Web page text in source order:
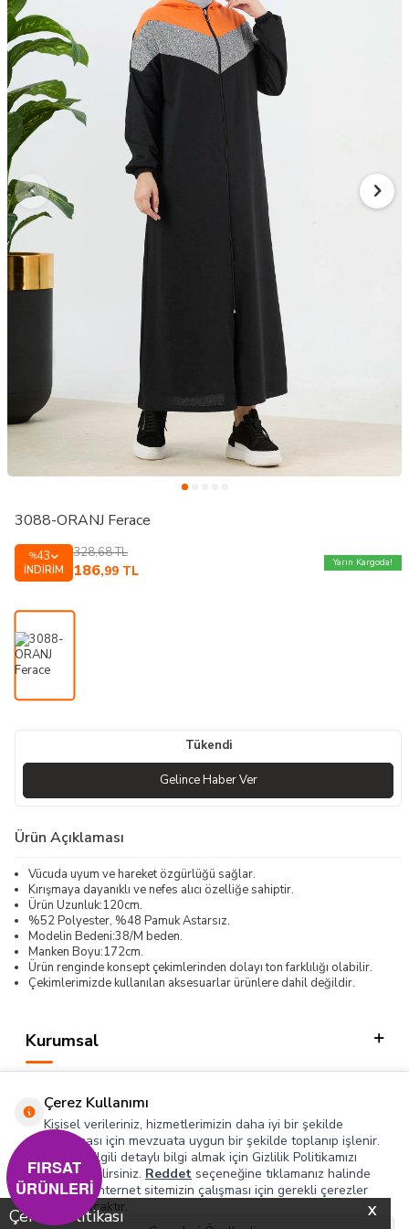
X
Çerez Politikası
3088-ORANJ Ferace
%43
İNDIRIM
328,68TL
186,99 TL
Yarın Kargoda!
Tükendi
Gelince Haber Ver
Ürün Açıklaması
Vücuda uyum ve hareket özgürlüğü sağlar.
Kırışmaya dayanıklı ve nefes alıcı özelliğe sahiptir.
Ürün Uzunluk:120cm.
%52 Polyester, %48 Pamuk Astarsız.
Modelin Bedeni:38/M beden.
Manken Boyu:172cm.
Ürün renginde konsept çekimlerinden dolayı ton farklılığı olabilir.
Çekimlerimizde kullanılan aksesuarlar ürünlere dahil değildir.
Kurumsal
Hızlı Erişim
Sosyal
Adres & İletişim
Çerez Kullanımı
Kişisel verileriniz, hizmetlerimizin daha iyi bir şekilde
sunulması için mevzuata uygun bir şekilde toplanıp işlenir.
Konuyla ilgili detaylı bilgi almak için Gizlilik Politikamızı
inceleyebilirsiniz. Reddet seçeneğine tıklamanız halinde
yalnızca internet sitemizin çalışması için gerekli çerezler
kullanılacaktır.
FIRSAT
ÜRÜNLERİ